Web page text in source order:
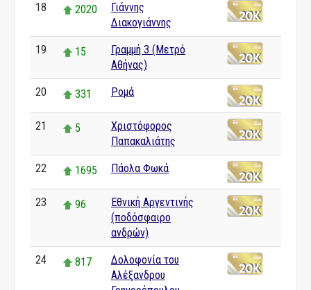
18 2020
Γιάννης
Διακογιάννης
19 15
Γραμμή 3 (Μετρό
Αθήνας)
20 331 Ρομά
21 5
Χριστόφορος
Παπακαλιάτης
22 1695 Πάολα Φωκά
23 96
Εθνική Αργεντινής
(ποδόσφαιρο
ανδρών)
24 817
Δολοφονία του
Αλέξανδρου